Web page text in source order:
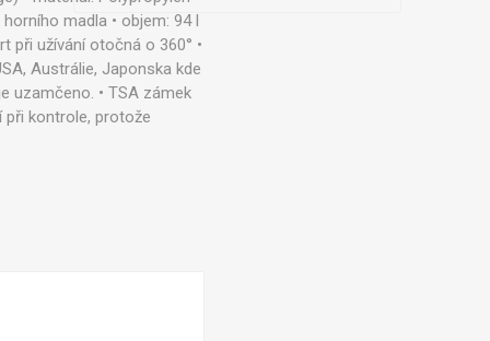
madla • objem: 94 l
při užívání otočná o 360° •
Austrálie, Japonska kde
uzamčeno. • TSA zámek
při kontrole, protože